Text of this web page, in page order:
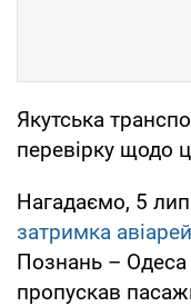
Якутська
перевірку щодо
Нагадаємо, 5
затримка
Познань – Одеса
пропускав